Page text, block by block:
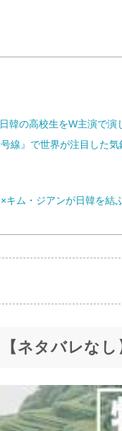
韓の高校生をW主演で演
線』で世界が注目した気
ム・ジアンが日韓を結
ネタバレなし